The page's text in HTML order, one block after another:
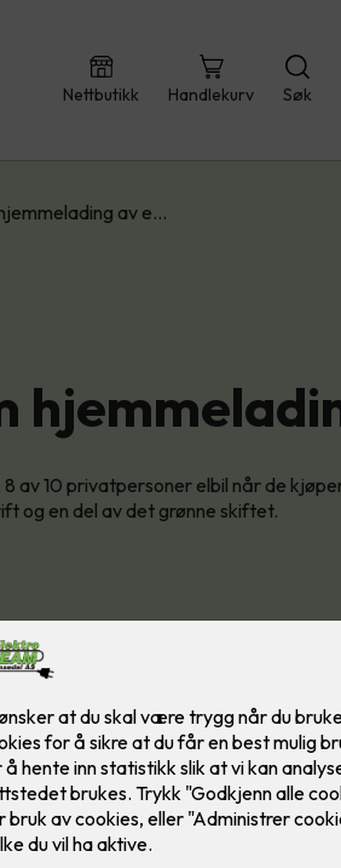
Nettbutikk Handlekurv Søk
av e…
8 av 10 privatpersoner elbil når de
og en del av det grønne skiftet.